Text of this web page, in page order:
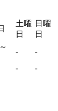
土曜
日
日曜
日
-
-
- -